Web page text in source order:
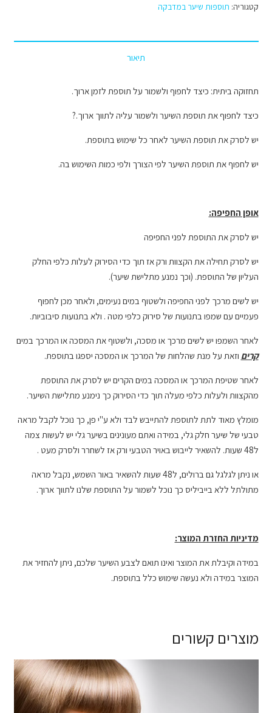
במדבקה
22
קטגוריה: תוספות שיער במדבקה
תיאור
תחזוקה ביתית: כיצד לחפוף ולשמור על תוספת לזמן ארוך.
כיצד לחפוף את תוספת השיער ולשמור עליה לתווך ארוך.?
יש לסרק את תוספת השיער לאחר כל שימוש בתוספת.
יש לחפוף את תוספת השיער לפי הצורך ולפי כמות השימוש בה.
אופן החפיפה:
יש לסרק את התוספת לפני החפיפה
יש לסרק תחילה את הקצוות ורק אז תוך כדי הסירוק לעלות כלפי החלק
העליון של התוספת. (וכך נמנע מתלישת שיער).
יש לשים מרכך לפני החפיפה ולשטוף במים נעימים, ולאחר מכן לחפוף
פעמיים עם שמפו בתנועות של סירוק כלפי מטה . ולא בתנועות סיבוביות.
לאחר השמפו יש לשים מרכך או מסכה, ולשטוף את המסכה או המרכך במים
קרים וזאת על מנת שהלחות של המרכך או המסכה יספגו בתוספת.
לאחר שטיפת המרכך או המסכה במים הקרים יש לסרק את התוספת
מהקצוות ולעלות כלפי מעלה תוך כדי הסירוק כך נימנע מתלישת השיער.
מומלץ מאוד לתת לתוספת להתייבש לבד ולא ע"י פן, כך נוכל לקבל מראה
טבעי של שיער חלק גלי, במידה ואתם מעונינים בשיער גלי יש לעשות צמה
ל48 שעות. להשאיר לייבוש באויר הטבעי ורק אז לשחרר ולסרק מעט .
או ניתן לגלגל גם ברולים, ל48 שעות להשאיר באור השמש, נקבל מראה
מתולתל ללא בייביליס כך נוכל לשמור על התוספת שלנו לתווך ארוך.
מדיניות החזרת המוצר:
במידה וקיבלת את המוצר ואינו תואם לצבע השיער שלכם, ניתן להחזיר את
המוצר במידה ולא נעשה שימוש כלל בתוספת.
מוצרים קשורים